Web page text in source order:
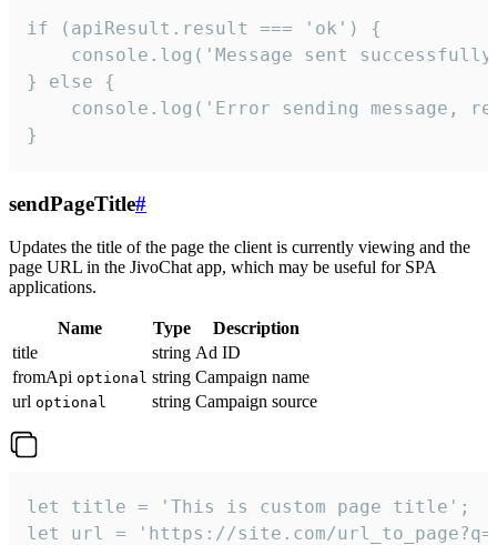
if (apiResult.result === 'ok') {
console.log('Message sent
} else {
console.log('Error sending message,
}
sendPageTitle#
Updates the title of the page the client is currently viewing and the
page URL in the JivoChat app, which may be useful for SPA
applications.
Name Type
Description
title
string Ad ID
fromApi optional string Campaign name
url optional string Campaign source
let title = 'This is custom page title';
let url = 'https://site.com/